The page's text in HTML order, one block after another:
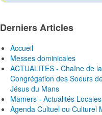
Derniers Articles
Accueil
Messes dominicales
ACTUALITES - Chaîne de la
Congrégation des Soeurs
Jésus du Mans
Mamers - Actualités Locales
Agenda Cultuel ou Culturel